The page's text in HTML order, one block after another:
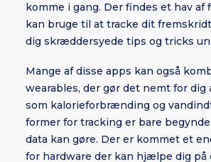
komme i gang. Der findes et hav af
kan bruge til at tracke dit
dig skræddersyede tips og tricks
Mange af disse apps kan også
wearables, der gør det nemt for dig
som kalorieforbrænding og
former for tracking er bare
data kan gøre. Der er kommet et
for hardware der kan hjælpe dig på